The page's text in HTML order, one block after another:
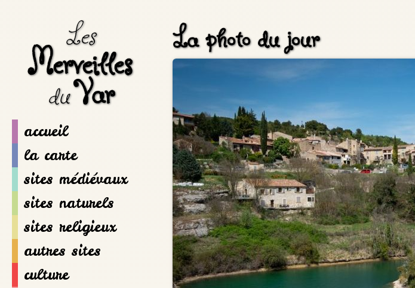
Les
Merveilles
duVar
accueil
la carte
sites médiévaux
sites naturels
sites religieux
autres sites
culture
La photo du jour